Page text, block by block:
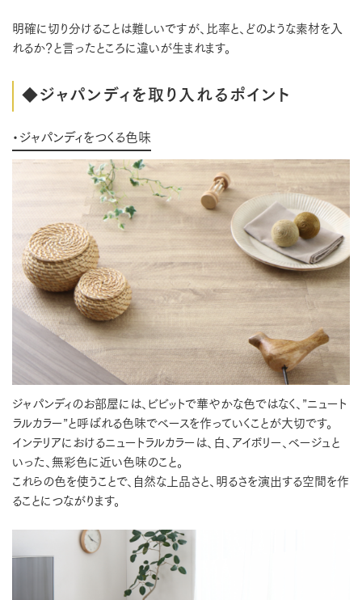
明確に切り分けることは難しいですが、比率と、どのような素材を入
れるか？と言ったところに違いが生まれます。
◆ジャパンディを取り入れるポイント
・ジャパンディをつくる色味
ジャパンディのお部屋には、ビビットで華やかな色ではなく、”ニュート
ラルカラー”と呼ばれる色味でベースを作っていくことが大切です。
インテリアにおけるニュートラルカラーは、白、アイボリー、ベージュと
いった、無彩色に近い色味のこと。
これらの色を使うことで、自然な上品さと、明るさを演出する空間を作
ることにつながります。